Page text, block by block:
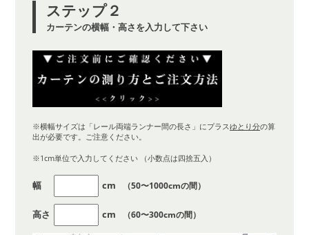
ステップ２
カーテンの横幅・高さを入力して下さい
※横幅サイズは「レール両端ランナー間の長さ」にプラスゆとり分の算
出が必要です。ご注意ください。
※1cm単位で入力してください （小数点は四捨五入）
幅 cm （50〜1000cmの間）
高さ cm （60〜300cmの間）